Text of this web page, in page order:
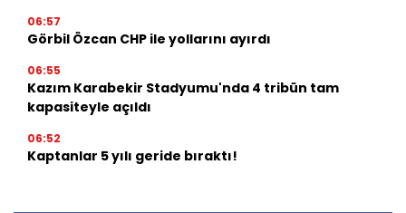
06:57
Görbil Özcan CHP ile yollarını ayırdı
06:55
Kazım Karabekir Stadyumu'nda 4 tribün tam
kapasiteyle açıldı
06:52
Kaptanlar 5 yılı geride bıraktı!